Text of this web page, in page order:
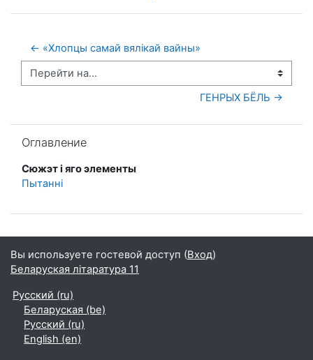
← «Хлопцы самай вялікай вайны»
Перейти на...
ГЕНРЫХ БЁЛЬ →
Оглавление
Сюжэт і яго элементы
Пытанні
Вы используете гостевой доступ (Вход)
Беларуская літаратура 11
Русский ‎(ru)‎
Беларуская ‎(be)‎
Русский ‎(ru)‎
English ‎(en)‎